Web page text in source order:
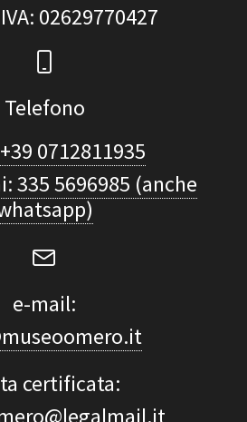
: 02629770427
Telefono
0712811935
335 5696985 (anche
e-mail:
certificata: